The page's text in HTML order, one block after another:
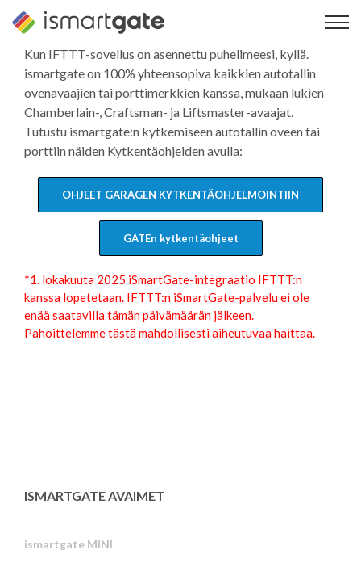
Siirry
sisältöön
Kun IFTTT-sovellus on asennettu puhelimeesi, kyllä.
ismartgate on 100% yhteensopiva kaikkien autotallin
ovenavaajien tai porttimerkkien kanssa, mukaan lukien
Chamberlain-, Craftsman- ja Liftsmaster-avaajat.
Tutustu ismartgate:n kytkemiseen autotallin oveen tai
porttiin näiden Kytkentäohjeiden avulla:
OHJEET GARAGEN KYTKENTÄOHJELMOINTIIN
GATEn kytkentäohjeet
*1. lokakuuta 2025 iSmartGate-integraatio IFTTT:n
kanssa lopetetaan. IFTTT:n iSmartGate-palvelu ei ole
enää saatavilla tämän päivämäärän jälkeen.
Pahoittelemme tästä mahdollisesti aiheutuvaa haittaa.
ISMARTGATE AVAIMET
ismartgate MINI